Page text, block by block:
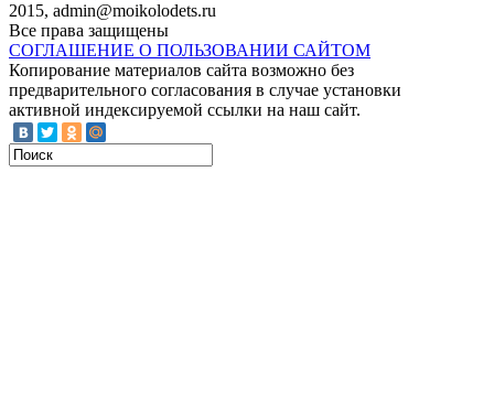
2015, admin@moikolodets.ru
Все права защищены
СОГЛАШЕНИЕ О ПОЛЬЗОВАНИИ САЙТОМ
Копирование материалов сайта возможно без
предварительного согласования в случае установки
активной индексируемой ссылки на наш сайт.